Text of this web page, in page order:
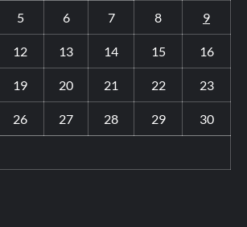
5 6 7 8 9
12 13 14 15 16
19 20 21 22 23
26 27 28 29 30